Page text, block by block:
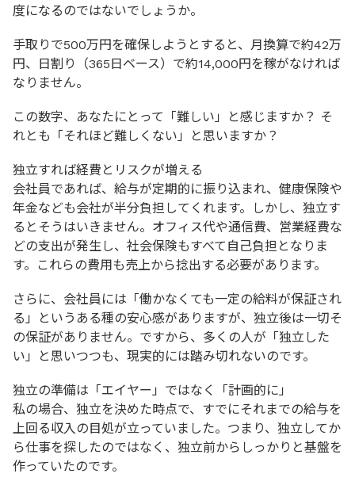
度になるのではないでしょうか。
手取りで500万円を確保しようとすると、月換算で約42万
円、日割り（365日ベース）で約14,000円を稼がなければ
なりません。
この数字、あなたにとって「難しい」と感じますか？ そ
れとも「それほど難しくない」と思いますか？
独立すれば経費とリスクが増える
会社員であれば、給与が定期的に振り込まれ、健康保険や
年金なども会社が半分負担してくれます。しかし、独立す
るとそうはいきません。オフィス代や通信費、営業経費な
どの支出が発生し、社会保険もすべて自己負担となりま
す。これらの費用も売上から捻出する必要があります。
さらに、会社員には「働かなくても一定の給料が保証され
る」というある種の安心感がありますが、独立後は一切そ
の保証がありません。ですから、多くの人が「独立した
い」と思いつつも、現実的には踏み切れないのです。
独立の準備は「エイヤー」ではなく「計画的に」
私の場合、独立を決めた時点で、すでにそれまでの給与を
上回る収入の目処が立っていました。つまり、独立してか
ら仕事を探したのではなく、独立前からしっかりと基盤を
作っていたのです。